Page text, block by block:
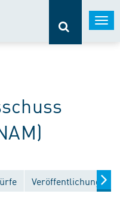
Veröffentlichungen